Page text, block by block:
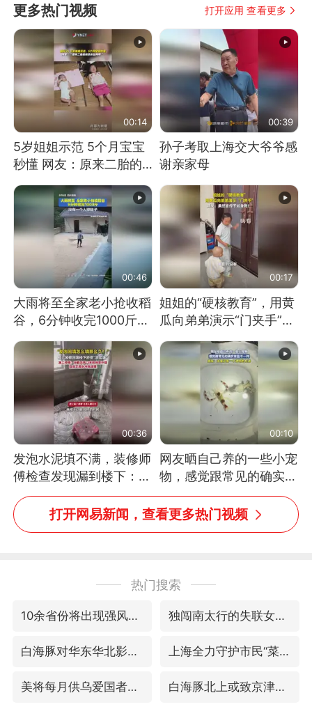
更多热门视频 打开应用 查看更多
00:14
5岁姐姐示范 5个月宝宝
秒懂 网友：原来二胎的
00:39
孙子考取上海交大爷爷感
谢亲家母
00:46
大雨将至全家老小抢收稻
谷，6分钟收完1000斤，
00:17
姐姐的“硬核教育”，用黄
瓜向弟弟演示“门夹手”，
教！
00:36
发泡水泥填不满，装修师
傅检查发现漏到楼下：出
风口未延伸到外墙
00:10
网友晒自己养的一些小宠
物，感觉跟常见的确实有
些不一样
打开网易新闻，查看更多热门视频
热门搜索
10余省份将出现强风雨 局地特大暴雨 独闯南太行的失联女生最后轨迹已确认
白海豚对华东华北影响会大于巴威 上海全力守护市民“菜篮子”
美将每月供乌爱国者拦截导弹 白海豚北上或致京津冀暴雨